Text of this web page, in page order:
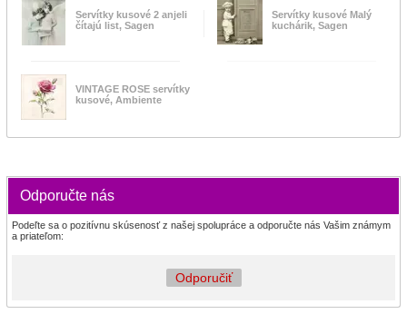
Servítky kusové 2 anjeli
čítajú list, Sagen
Servítky kusové Malý
kuchárik, Sagen
VINTAGE ROSE servítky
kusové, Ambiente
Odporučte nás
Podeľte sa o pozitívnu skúsenosť z našej spolupráce a odporučte nás Vašim známym
a priateľom:
Odporučiť